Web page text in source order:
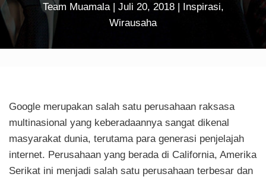
Team Muamala| Juli 20, 2018| Inspirasi,
Wirausaha
Google merupakan salah satu perusahaan raksasa
multinasional yang keberadaannya sangat dikenal
masyarakat dunia, terutama para generasi penjelajah
internet. Perusahaan yang berada di California, Amerika
Serikat ini menjadi salah satu perusahaan terbesar dan